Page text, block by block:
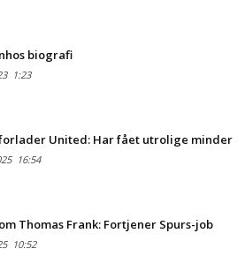
biografi
1:23
United: Har fået utrolige minder
16:54
Thomas Frank: Fortjener Spurs-job
10:52